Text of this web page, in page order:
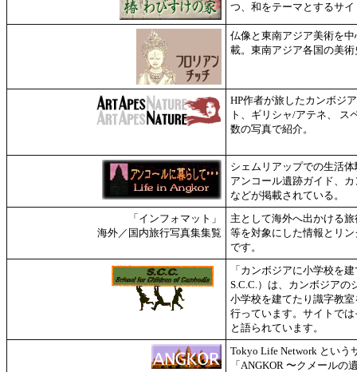
つ、和をテーマとするサイ
仏像と東南アジア美術を
載。東南アジア各国の美
HP作者が旅したカンボジ
ト、ギリシャ/アテネ、 ス
数の写真で紹介。
シェムリアップでの生活
アンコール遺跡ガイド、
などが掲載されている。
「インフォマット」
海外／国内旅行写真集集覧
主として海外へ出かける
等を対象にした情報とリ
です。
「カンボジアに小学校を
S.C.C.）は、カンボジアの
小学校を建てたり識字教
行っています。サイトで
と語られています。
Tokyo Life Network という
「ANGKOR 〜クメールの